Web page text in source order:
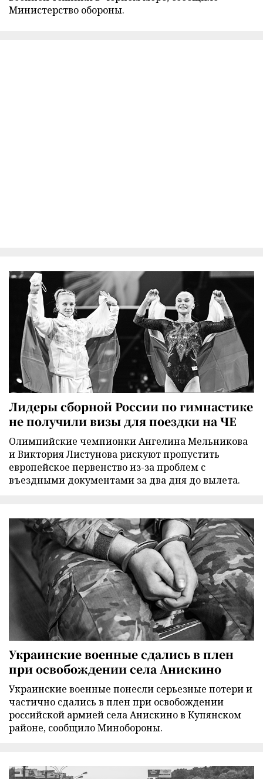
Министерство обороны.
Лидеры сборной России по гимнастике
не получили визы для поездки на ЧЕ
Олимпийские чемпионки Ангелина Мельникова
и Виктория Листунова рискуют пропустить
европейское первенство из-за проблем с
въездными документами за два дня до вылета.
Украинские военные сдались в плен
при освобождении села Анискино
Украинские военные понесли серьезные потери и
частично сдались в плен при освобождении
российской армией села Анискино в Купянском
районе, сообщило Минобороны.